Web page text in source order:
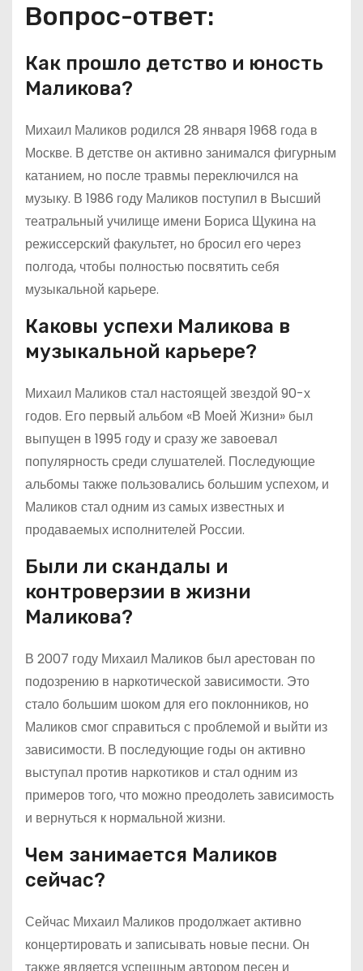
Вопрос-ответ:
Как прошло детство и юность
Маликова?
Михаил Маликов родился 28 января 1968 года в
Москве. В детстве он активно занимался фигурным
катанием, но после травмы переключился на
музыку. В 1986 году Маликов поступил в Высший
театральный училище имени Бориса Щукина на
режиссерский факультет, но бросил его через
полгода, чтобы полностью посвятить себя
музыкальной карьере.
Каковы успехи Маликова в
музыкальной карьере?
Михаил Маликов стал настоящей звездой 90-х
годов. Его первый альбом «В Моей Жизни» был
выпущен в 1995 году и сразу же завоевал
популярность среди слушателей. Последующие
альбомы также пользовались большим успехом, и
Маликов стал одним из самых известных и
продаваемых исполнителей России.
Были ли скандалы и
контроверзии в жизни
Маликова?
В 2007 году Михаил Маликов был арестован по
подозрению в наркотической зависимости. Это
стало большим шоком для его поклонников, но
Маликов смог справиться с проблемой и выйти из
зависимости. В последующие годы он активно
выступал против наркотиков и стал одним из
примеров того, что можно преодолеть зависимость
и вернуться к нормальной жизни.
Чем занимается Маликов
сейчас?
Сейчас Михаил Маликов продолжает активно
концертировать и записывать новые песни. Он